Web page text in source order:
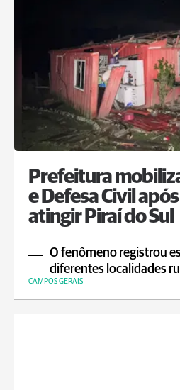
Prefeitura
e Defesa Civil
atingir Piraí do Sul
O fenômeno registrou
diferentes localidades
CAMPOS GERAIS